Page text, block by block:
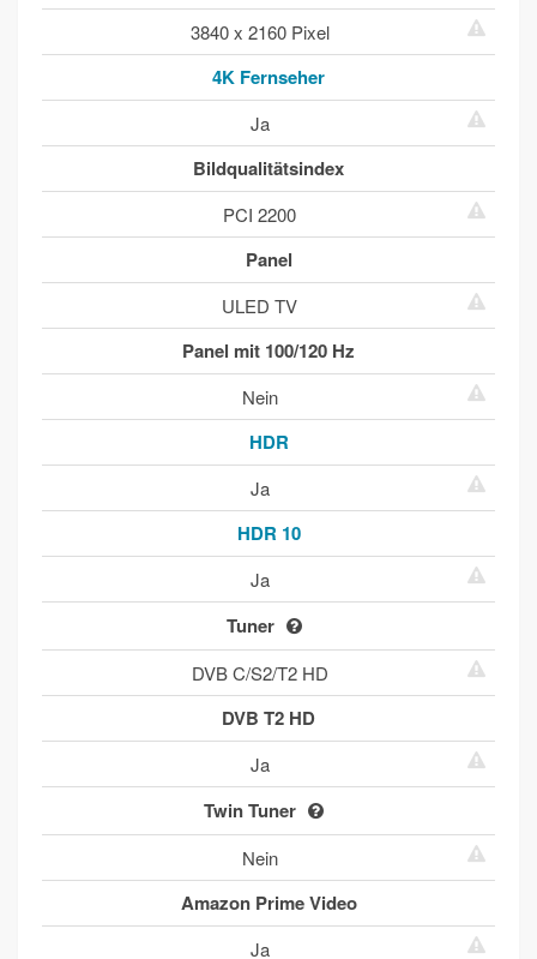
3840 x 2160 Pixel
4K Fernseher
Ja
Bildqualitätsindex
PCI 2200
Panel
ULED TV
Panel mit 100/120 Hz
Nein
HDR
Ja
HDR 10
Ja
Tuner
DVB C/S2/T2 HD
DVB T2 HD
Ja
Twin Tuner
Nein
Amazon Prime Video
Ja